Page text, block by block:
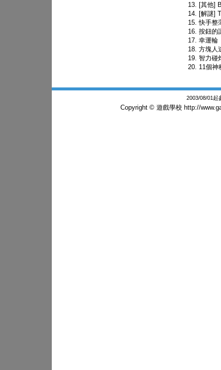
[其他]
[解謎]
快手整
按鈕的
幸運輪
方塊人
智力碰
11個神
2003/08/01起
Copyright © 遊戲學校 http://